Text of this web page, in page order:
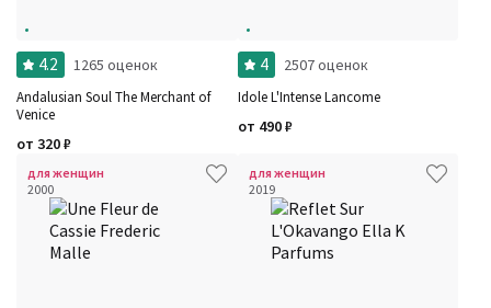
4.2 1265 оценок
Andalusian Soul The Merchant of
Venice
от 320₽
4 2507 оценок
Idole L'Intense Lancome
от 490₽
для женщин
2000
для женщин
2019